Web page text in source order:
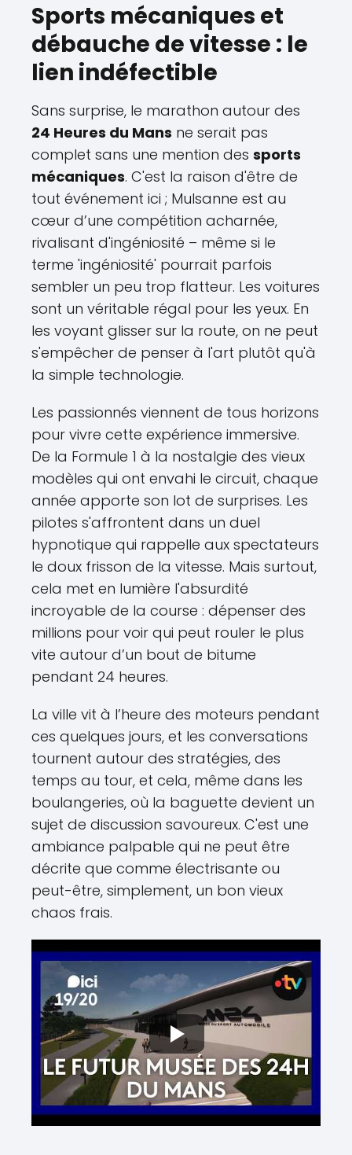
Sports mécaniques et
débauche de vitesse : le
lien indéfectible
Sans surprise, le marathon autour des
24 Heures du Mans ne serait pas
complet sans une mention des sports
mécaniques. C'est la raison d'être de
tout événement ici ; Mulsanne est au
cœur d’une compétition acharnée,
rivalisant d'ingéniosité – même si le
terme 'ingéniosité' pourrait parfois
sembler un peu trop flatteur. Les voitures
sont un véritable régal pour les yeux. En
les voyant glisser sur la route, on ne peut
s'empêcher de penser à l'art plutôt qu'à
la simple technologie.
Les passionnés viennent de tous horizons
pour vivre cette expérience immersive.
De la Formule 1 à la nostalgie des vieux
modèles qui ont envahi le circuit, chaque
année apporte son lot de surprises. Les
pilotes s'affrontent dans un duel
hypnotique qui rappelle aux spectateurs
le doux frisson de la vitesse. Mais surtout,
cela met en lumière l'absurdité
incroyable de la course : dépenser des
millions pour voir qui peut rouler le plus
vite autour d’un bout de bitume
pendant 24 heures.
La ville vit à l’heure des moteurs pendant
ces quelques jours, et les conversations
tournent autour des stratégies, des
temps au tour, et cela, même dans les
boulangeries, où la baguette devient un
sujet de discussion savoureux. C'est une
ambiance palpable qui ne peut être
décrite que comme électrisante ou
peut-être, simplement, un bon vieux
chaos frais.